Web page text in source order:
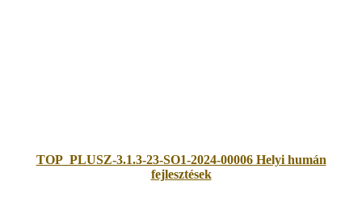
TOP_PLUSZ-3.1.3-23-SO1-2024-00006 Helyi humán
fejlesztések